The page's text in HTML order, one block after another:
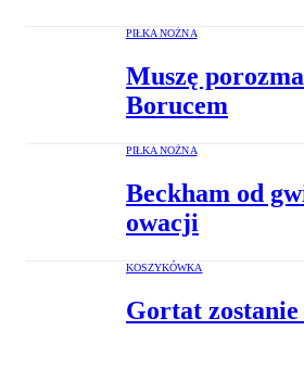
PIŁKA NOŻNA
Muszę
Borucem
PIŁKA NOŻNA
Beckham od
owacji
KOSZYKÓWKA
Gortat